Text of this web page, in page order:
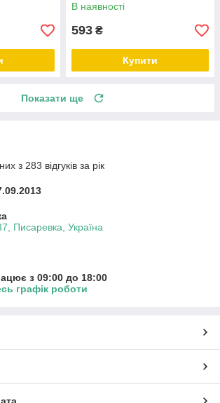
В наявності
593 ₴
Купити
Показати ще
з 283 відгуків за рік
Писаревка, Україна
з 09:00 до 18:00
графік роботи